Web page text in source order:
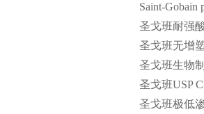
Saint-Gobain
圣戈班耐强
圣戈班无增
圣戈班生物
圣戈班USP
圣戈班极低